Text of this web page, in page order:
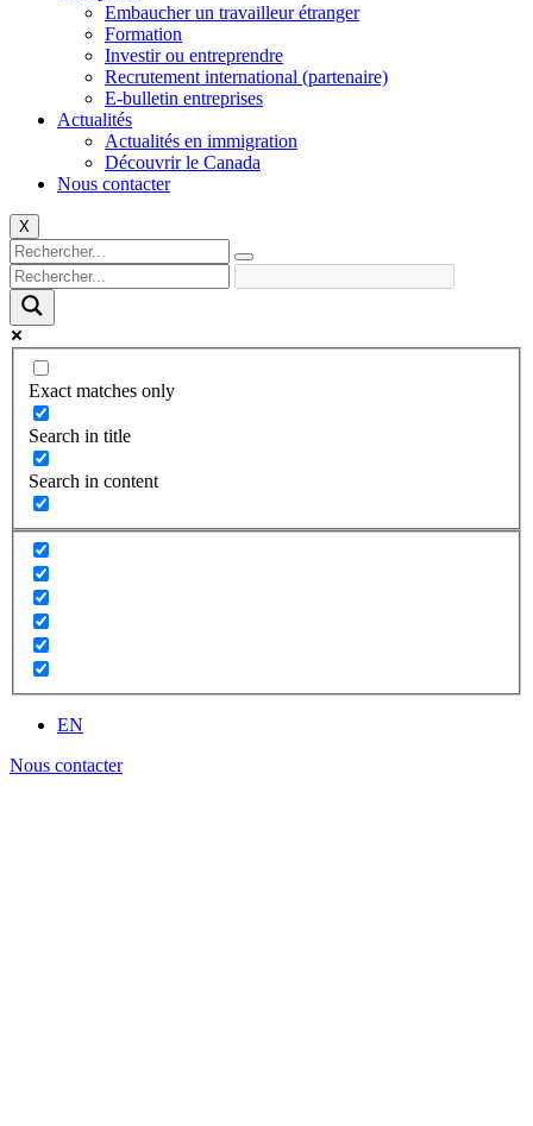
Embaucher un travailleur étranger
Formation
Investir ou entreprendre
Recrutement international (partenaire)
E-bulletin entreprises
Actualités
Actualités en immigration
Découvrir le Canada
Nous contacter
X
Exact matches only
Search in title
Search in content
EN
Nous contacter